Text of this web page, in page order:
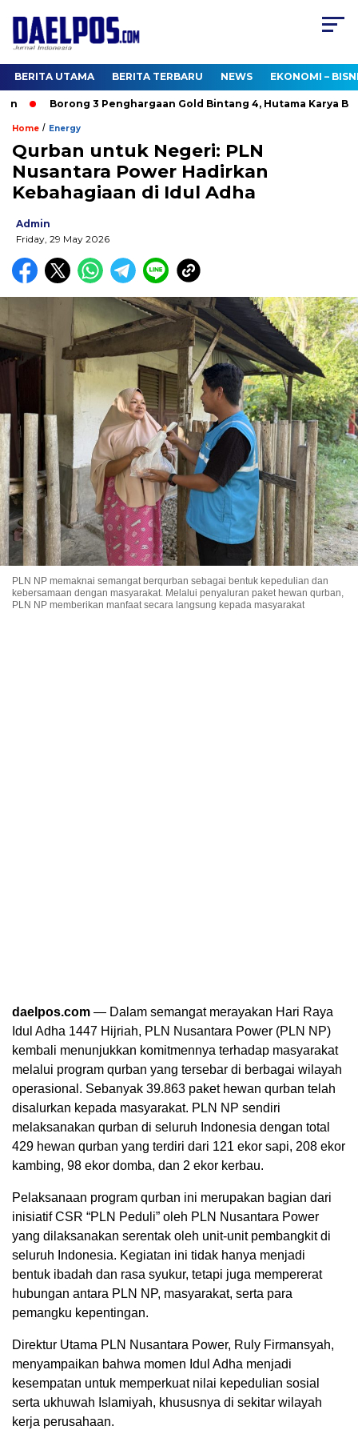
BERITA UTAMA BERITA TERBARU NEWS EKONOMI –
Borong 3 Penghargaan Gold Bintang 4, Hutama Karya
Home / Energy
Qurban untuk Negeri: PLN
Nusantara Power Hadirkan
Kebahagiaan di Idul Adha
Admin
Friday, 29 May 2026
PLN NP memaknai semangat berqurban sebagai bentuk kepedulian dan
kebersamaan dengan masyarakat. Melalui penyaluran paket hewan qurban,
PLN NP memberikan manfaat secara langsung kepada masyarakat
daelpos.com — Dalam semangat merayakan Hari Raya
Idul Adha 1447 Hijriah, PLN Nusantara Power (PLN NP)
kembali menunjukkan komitmennya terhadap masyarakat
melalui program qurban yang tersebar di berbagai wilayah
operasional. Sebanyak 39.863 paket hewan qurban telah
disalurkan kepada masyarakat. PLN NP sendiri
melaksanakan qurban di seluruh Indonesia dengan total
429 hewan qurban yang terdiri dari 121 ekor sapi, 208 ekor
kambing, 98 ekor domba, dan 2 ekor kerbau.
Pelaksanaan program qurban ini merupakan bagian dari
inisiatif CSR “PLN Peduli” oleh PLN Nusantara Power
yang dilaksanakan serentak oleh unit-unit pembangkit di
seluruh Indonesia. Kegiatan ini tidak hanya menjadi
bentuk ibadah dan rasa syukur, tetapi juga mempererat
hubungan antara PLN NP, masyarakat, serta para
pemangku kepentingan.
Direktur Utama PLN Nusantara Power, Ruly Firmansyah,
menyampaikan bahwa momen Idul Adha menjadi
kesempatan untuk memperkuat nilai kepedulian sosial
serta ukhuwah Islamiyah, khususnya di sekitar wilayah
kerja perusahaan.